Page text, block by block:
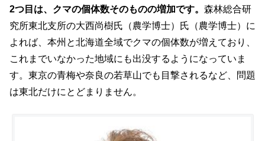
2つ目は、クマの個体数そのものの増加です。 森林総合研
究所東北支所の大西尚樹氏（農学博士）氏（農学博士）に
よれば、本州と北海道全域でクマの個体数が増えており、
これまでいなかった地域にも出没するようになっていま
す。東京の青梅や奈良の若草山でも目撃されるなど、問題
は東北だけにとどまりません。